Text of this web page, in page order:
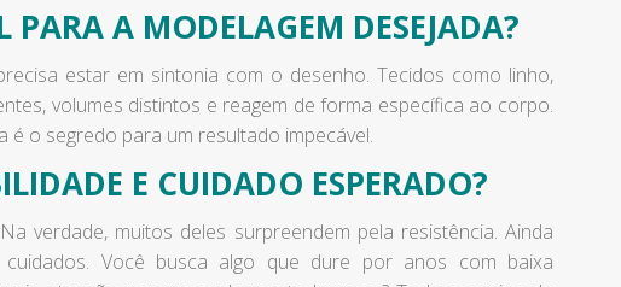
A MODELAGEM DESEJADA?
estar em sintonia com o desenho. Tecidos como linho,
volumes distintos e reagem de forma específica ao corpo.
o segredo para um resultado impecável.
E CUIDADO ESPERADO?
verdade, muitos deles surpreendem pela resistência. Ainda
Você busca algo que dure por anos com baixa